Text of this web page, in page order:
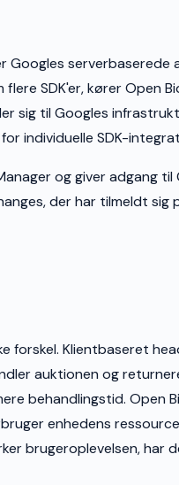
Googles
SDK'er, kører Open
sig til Googles
individuelle SDK-
og giver adgang
der har tilmeldt sig
forskel. Klientbaseret
auktionen og
behandlingstid. Open
enhedens
brugeroplevelsen, har